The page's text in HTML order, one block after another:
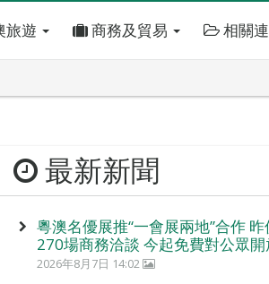
遊 商務及貿易 相關
最新新聞
粵澳名優展推“一會展兩地”合作 昨
270場商務洽談 今起免費對公眾開
2026年8月7日 14:02